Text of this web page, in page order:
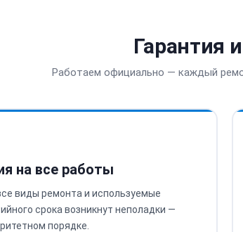
Гарантия
Работаем официально — каждый
на все работы
виды ремонта и используемые
срока возникнут неполадки —
порядке.